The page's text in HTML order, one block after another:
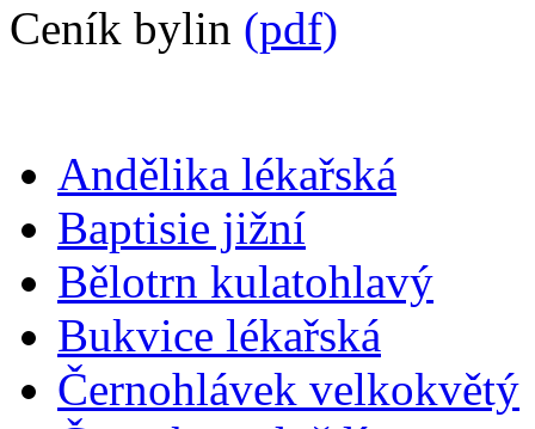
Ceník bylin (pdf)
Andělika lékařská
Baptisie jižní
Bělotrn kulatohlavý
Bukvice lékařská
Černohlávek velkokvětý